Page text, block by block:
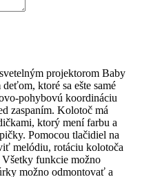
projektorom Baby
ktoré sa ešte samé
pohybovú koordináciu
zaspaním. Kolotoč má
ktorý mení farbu a
Pomocou tlačidiel na
melódiu, rotáciu kolotoča
funkcie možno
možno odmontovať a